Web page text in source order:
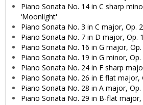
Piano Sonata No. 14 in C sharp
‘Moonlight'
Piano Sonata No. 3 in C major, Op.
Piano Sonata No. 7 in D major, Op.
Piano Sonata No. 16 in G major, Op.
Piano Sonata No. 19 in G minor, Op.
Piano Sonata No. 24 in F sharp
Piano Sonata No. 26 in E flat major,
Piano Sonata No. 28 in A major, Op.
Piano Sonata No. 29 in B-flat major,